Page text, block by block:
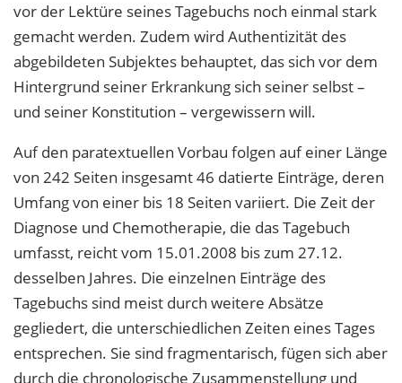
vor der Lektüre seines Tagebuchs noch einmal stark
gemacht werden. Zudem wird Authentizität des
abgebildeten Subjektes behauptet, das sich vor dem
Hintergrund seiner Erkrankung sich seiner selbst –
und seiner Konstitution – vergewissern will.
Auf den paratextuellen Vorbau folgen auf einer Länge
von 242 Seiten insgesamt 46 datierte Einträge, deren
Umfang von einer bis 18 Seiten variiert. Die Zeit der
Diagnose und Chemotherapie, die das Tagebuch
umfasst, reicht vom 15.01.2008 bis zum 27.12.
desselben Jahres. Die einzelnen Einträge des
Tagebuchs sind meist durch weitere Absätze
gegliedert, die unterschiedlichen Zeiten eines Tages
entsprechen. Sie sind fragmentarisch, fügen sich aber
durch die chronologische Zusammenstellung und